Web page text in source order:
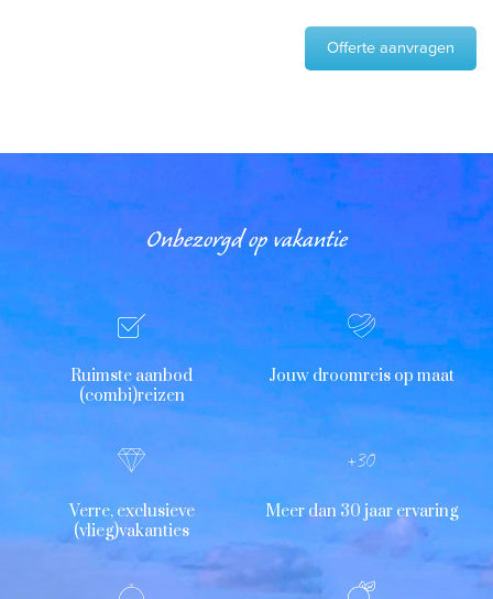
Offerte aanvragen
Onbezorgd op vakantie
Ruimste aanbod
(combi)reizen
Jouw droomreis op maat
Verre, exclusieve
(vlieg)vakanties
Meer dan 30 jaar ervaring